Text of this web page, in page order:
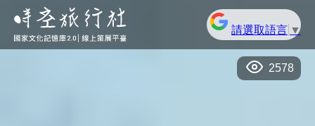
請選取語言 ▼
2578